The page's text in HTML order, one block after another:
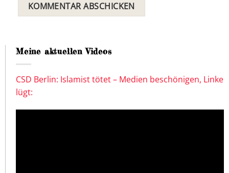
Meine aktuellen Videos
CSD Berlin: Islamist tötet – Medien beschönigen, Linke
lügt: